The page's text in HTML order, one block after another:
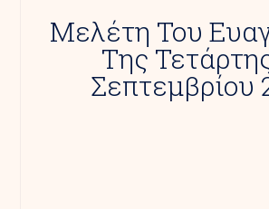
Μελέτη Του
Της
Σεπτεμβρίου